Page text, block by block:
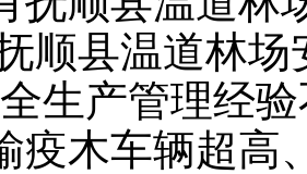
顺县温道林
生产管理经
疫木车辆超高